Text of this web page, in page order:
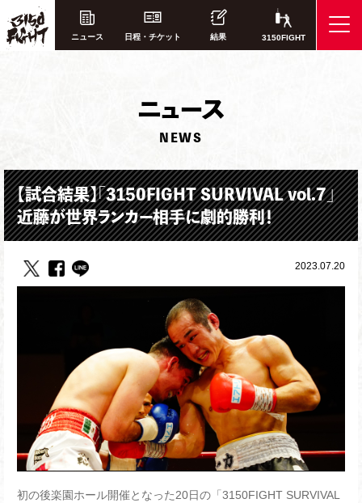
ニュース 日程・チケット 結果 3150FIGHT
ニュース
NEWS
【試合結果】「3150FIGHT SURVIVAL vol.7」
近藤が世界ランカー相手に劇的勝利！
2023.07.20
初の後楽園ホール開催となった20日の「3150FIGHT SURVIVAL